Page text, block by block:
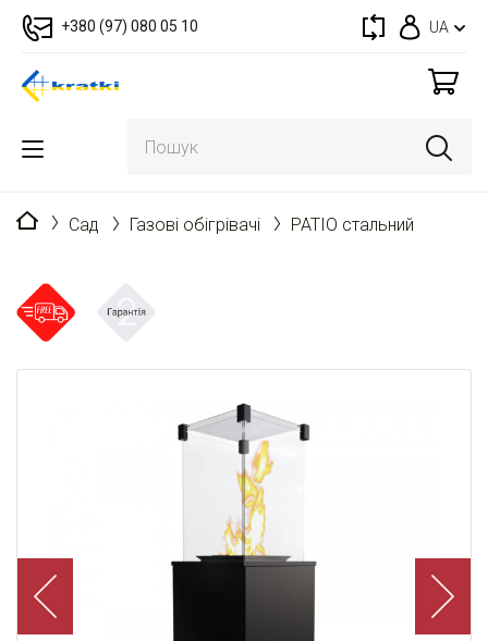
+380 (97) 080 05 10 UA
Головна
Cад Газові обігрівачі PATIO стальний